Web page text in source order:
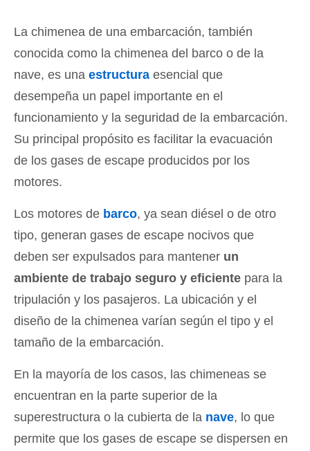
La chimenea de una embarcación, también
conocida como la chimenea del barco o de la
nave, es una estructura esencial que
desempeña un papel importante en el
funcionamiento y la seguridad de la embarcación.
Su principal propósito es facilitar la evacuación
de los gases de escape producidos por los
motores.
Los motores de barco, ya sean diésel o de otro
tipo, generan gases de escape nocivos que
deben ser expulsados para mantener un
ambiente de trabajo seguro y eficiente para la
tripulación y los pasajeros. La ubicación y el
diseño de la chimenea varían según el tipo y el
tamaño de la embarcación.
En la mayoría de los casos, las chimeneas se
encuentran en la parte superior de la
superestructura o la cubierta de la nave, lo que
permite que los gases de escape se dispersen en